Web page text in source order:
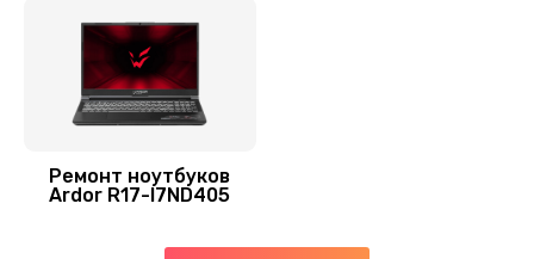
1500 руб.
Ремонт ноутбуков
Ardor R17-I7ND405